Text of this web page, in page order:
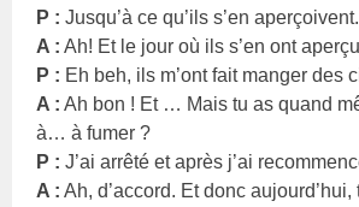
P : Jusqu’à ce qu’ils s’en
A : Ah! Et le jour où ils s’en ont
P : Eh beh, ils m’ont fait manger des
A : Ah bon ! Et … Mais tu as quand
à… à fumer ?
P : J’ai arrêté et après j’ai
A : Ah, d’accord. Et donc